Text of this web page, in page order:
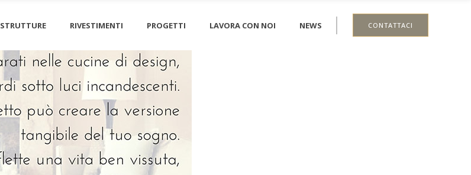
STRUTTURE RIVESTIMENTI PROGETTI LAVORA CON NOI NEWS CONTATTACI